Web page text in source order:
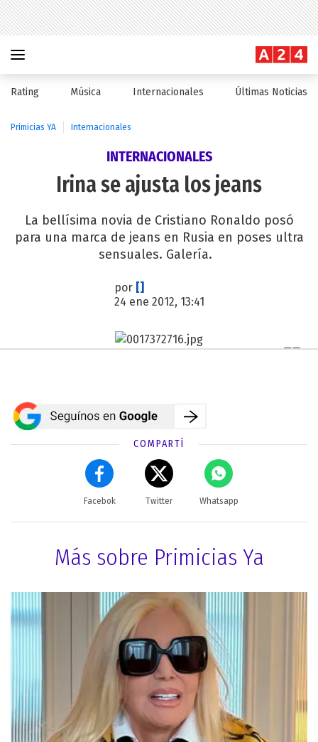
Rating Música Internacionales Últimas Noticias
Primicias YA Internacionales
INTERNACIONALES
Irina se ajusta los jeans
La bellísima novia de Cristiano Ronaldo posó
para una marca de jeans en Rusia en poses ultra
sensuales. Galería.
por []
24 ene 2012, 13:41
COMPARTÍ
Facebok Twitter Whatsapp
Más sobre Primicias Ya